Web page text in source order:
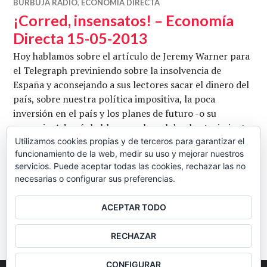
BURBUJA RADIO, ECONOMÍA DIRECTA
¡Corred, insensatos! – Economía
Directa 15-05-2013
Hoy hablamos sobre el artículo de Jeremy Warner para
el Telegraph previniendo sobre la insolvencia de
España y aconsejando a sus lectores sacar el dinero del
país, sobre nuestra política impositiva, la poca
inversión en el país y los planes de futuro -o su
ausencia. Además hablamos sobre el desabastecimiento
en los mercados de Venezuela. Con Jordi Llatzer,
Eduardo García y José Antonio Paunero. Conduce …
Seguir leyendo¡Corred, insensatos! – Economía
BARRA
LATERAL
Utilizamos cookies propias y de terceros para garantizar el
funcionamiento de la web, medir su uso y mejorar nuestros
servicios. Puede aceptar todas las cookies, rechazar las no
necesarias o configurar sus preferencias.
ACEPTAR TODO
RECHAZAR
CONFIGURAR